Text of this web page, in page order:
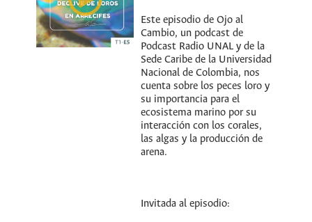
Este episodio de Ojo al
Cambio, un podcast de
Podcast Radio UNAL y de la
Sede Caribe de la Universidad
Nacional de Colombia, nos
cuenta sobre los peces loro y
su importancia para el
ecosistema marino por su
interacción con los corales,
las algas y la producción de
arena.
Invitada al episodio: